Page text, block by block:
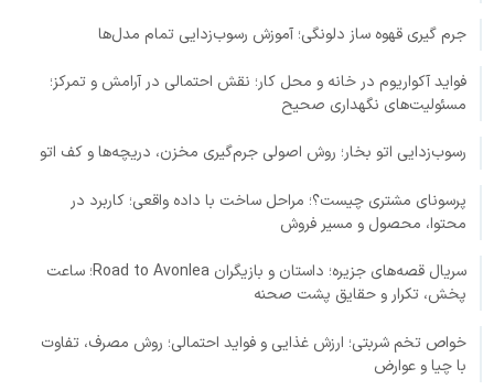
جرم گیری قهوه ساز دلونگی؛ آموزش رسوب‌زدایی تمام مدل‌ها
فواید آکواریوم در خانه و محل کار؛ نقش احتمالی در آرامش و تمرکز؛
مسئولیت‌های نگهداری صحیح
رسوب‌زدایی اتو بخار؛ روش اصولی جرم‌گیری مخزن، دریچه‌ها و کف اتو
پرسونای مشتری چیست؟؛ مراحل ساخت با داده واقعی؛ کاربرد در
محتوا، محصول و مسیر فروش
سریال قصه‌های جزیره؛ داستان و بازیگران Road to Avonlea؛ ساعت
پخش، تکرار و حقایق پشت صحنه
خواص تخم شربتی؛ ارزش غذایی و فواید احتمالی؛ روش مصرف، تفاوت
با چیا و عوارض